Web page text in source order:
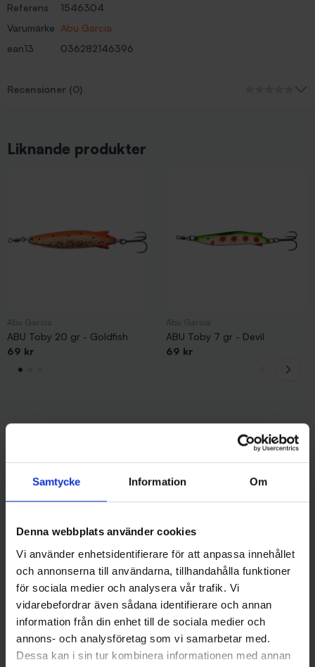
Samtycke Information Om
Denna webbplats använder cookies
Vi använder enhetsidentifierare för att anpassa innehållet
och annonserna till användarna, tillhandahålla funktioner
för sociala medier och analysera vår trafik. Vi
vidarebefordrar även sådana identifierare och annan
information från din enhet till de sociala medier och
annons- och analysföretag som vi samarbetar med.
Dessa kan i sin tur kombinera informationen med annan
Referens
1546304
Varumärke Abu Garcia
ean13
036282146396
Recensioner (0)
Liknande produkter
ABU Toby 20 gr - Goldfish
69 kr
ABU Toby 7 gr - Devil
69 kr
Abu Garcia
ABU Toby 20 gr - Blue Flash
Abu Garcia
ABU Toby 20 gr - Green Back
69 kr